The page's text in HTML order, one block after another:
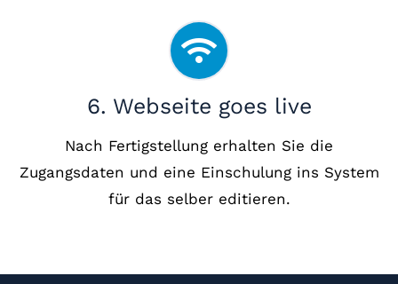
6. Webseite goes live
Nach Fertigstellung erhalten Sie die
Zugangsdaten und eine Einschulung ins System
für das selber editieren.